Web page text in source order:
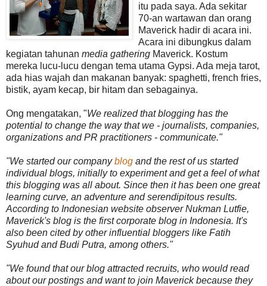
itu pada saya. Ada sekitar
70-an wartawan dan orang
Maverick hadir di acara ini.
Acara ini dibungkus dalam
kegiatan tahunan media gathering Maverick. Kostum
mereka lucu-lucu dengan tema utama Gypsi. Ada meja tarot,
ada hias wajah dan makanan banyak: spaghetti, french fries,
bistik, ayam kecap, bir hitam dan sebagainya.
Ong mengatakan, "We realized that blogging has the
potential to change the way that we - journalists, companies,
organizations and PR practitioners - communicate."
"We started our companyblog and the rest of us started
individual blogs, initially to experiment and get a feel of what
this blogging was all about. Since then it has been one great
learning curve, an adventure and serendipitous results.
According to Indonesian website observer Nukman Lutfie,
Maverick's blog is the first corporate blog in Indonesia. It's
also been cited by other influential bloggers like Fatih
Syuhud and Budi Putra, among others."
"We found that our blog attracted recruits, who would read
about our postings and want to join Maverick because they